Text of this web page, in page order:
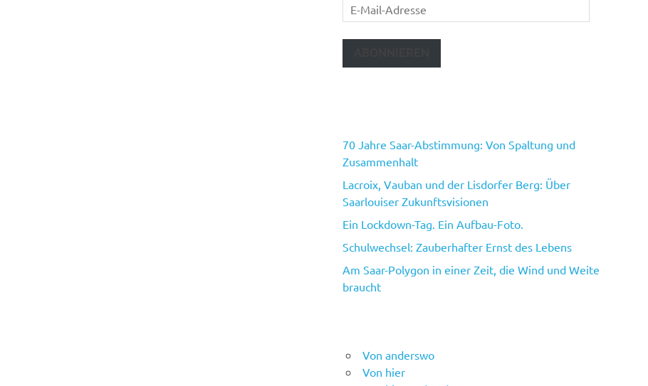
E-
Mail-
Adresse
70 Jahre Saar-Abstimmung: Von Spaltung und
Zusammenhalt
Lacroix, Vauban und der Lisdorfer Berg: Über
Saarlouiser Zukunftsvisionen
Ein Lockdown-Tag. Ein Aufbau-Foto.
Schulwechsel: Zauberhafter Ernst des Lebens
Am Saar-Polygon in einer Zeit, die Wind und Weite
braucht
Von anderswo
Von hier